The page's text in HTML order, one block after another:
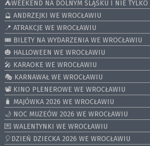
⛺️WEEKEND NA DOLNYM ŚLĄSKU I NIE TYLKO
🔮 ANDRZEJKI WE WROCŁAWIU
📍 ATRAKCJE WE WROCŁAWIU
🎟️ BILETY NA WYDARZENIA WE WROCŁAWIU
🎃 HALLOWEEN WE WROCŁAWIU
🎤 KARAOKE WE WROCŁAWIU
🎭 KARNAWAŁ WE WROCŁAWIU
📽️ KINO PLENEROWE WE WROCŁAWIU
🧳 MAJÓWKA 2026 WE WROCŁAWIU
🌙 NOC MUZEÓW 2026 WE WROCŁAWIU
💌 WALENTYNKI WE WROCŁAWIU
🎈DZIEŃ DZIECKA 2026 WE WROCŁAWIU